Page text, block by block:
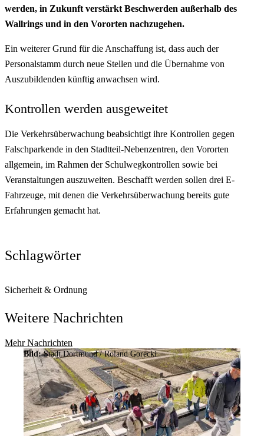
werden, in Zukunft verstärkt Beschwerden außerhalb des
Wallrings und in den Vororten nachzugehen.
Ein weiterer Grund für die Anschaffung ist, dass auch der
Personalstamm durch neue Stellen und die Übernahme von
Auszubildenden künftig anwachsen wird.
Kontrollen werden ausgeweitet
Die Verkehrsüberwachung beabsichtigt ihre Kontrollen gegen
Falschparkende in den Stadtteil-Nebenzentren, den Vororten
allgemein, im Rahmen der Schulwegkontrollen sowie bei
Veranstaltungen auszuweiten. Beschafft werden sollen drei E-
Fahrzeuge, mit denen die Verkehrsüberwachung bereits gute
Erfahrungen gemacht hat.
Schlagwörter
Sicherheit & Ordnung
Weitere Nachrichten
Mehr Nachrichten
Bild:Stadt Dortmund / Roland Gorecki